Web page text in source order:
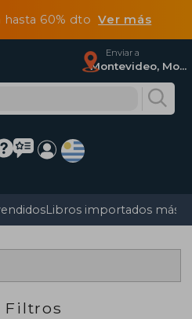
hasta 60% dtoVer más
Enviar a
Montevideo, Montevideo
Libros importados más
Filtros